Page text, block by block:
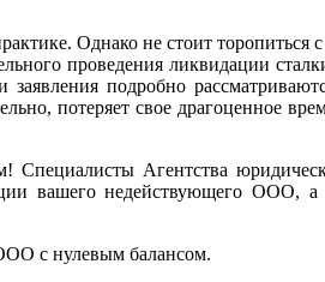
Однако не стоит торопиться
проведения ликвидации
подробно
потеряет свое драгоценное
Агентства
вашего недействующего ООО,
с нулевым балансом.